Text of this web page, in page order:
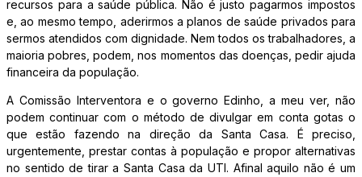
recursos para a saúde pública. Não é justo pagarmos impostos
e, ao mesmo tempo, aderirmos a planos de saúde privados para
sermos atendidos com dignidade. Nem todos os trabalhadores, a
maioria pobres, podem, nos momentos das doenças, pedir ajuda
financeira da população.
A Comissão Interventora e o governo Edinho, a meu ver, não
podem continuar com o método de divulgar em conta gotas o
que estão fazendo na direção da Santa Casa. É preciso,
urgentemente, prestar contas à população e propor alternativas
no sentido de tirar a Santa Casa da UTI. Afinal aquilo não é um